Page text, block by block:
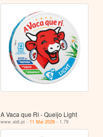
A Vaca que Ri - Queijo Light
www.aldi.pt - 11 Mai 2026- 1.79